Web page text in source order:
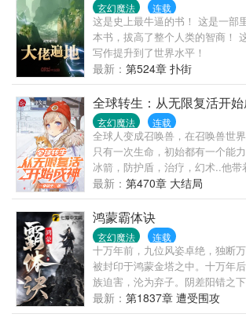
玄幻魔法 连载
这是史上最牛逼的书！ 这是一部
本书，拔高了整个人类的智商！
写作提升到了世界水平！
最新： 第524章 扑街
全球转生：从无限复活开
玄幻魔法 连载
全球人变成召唤兽，在召唤兽世
只有一次生命，初始都有一个能
冰箭，防护盾，治疗，幻术..他
次复活都能获得一个能力。于是史
现了，一言不合就自爆，疯狂收
无敌天下时，意外和一个小公主签
天，小公主站在城墙上，望着城外
潮，她绝望的开始召唤。这一刻，
尊魔神般的恐怖身影，撕裂了天
众生。全场静默，所有人瞪大双
地。.........
最新： 第470章 大结局
鸿蒙霸体诀
玄幻魔法 连载
十万年前，九位风姿卓绝，独断
被封印于鸿蒙金塔之中。十万年
族迫害，沦为弃子。阴差阳错之
修炼霸体神诀，成就无上神体。自
烟消云散。
最新： 第1837章 遭受围攻